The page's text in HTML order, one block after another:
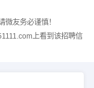
友务必谨慎！
上看到该招聘信